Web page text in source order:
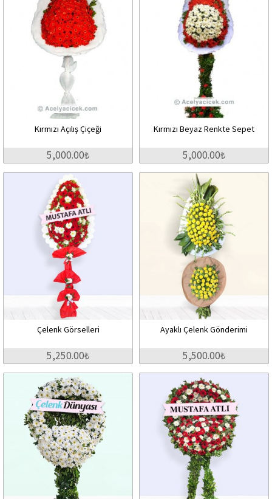
Kırmızı Açılış Çiçeği
5,000.00₺
Kırmızı Beyaz Renkte Sepet
5,000.00₺
Çelenk Görselleri
5,250.00₺
Ayaklı Çelenk Gönderimi
5,500.00₺